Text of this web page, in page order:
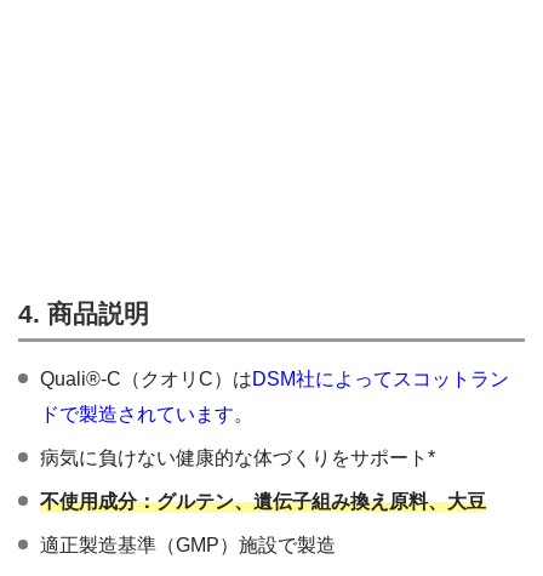
4. 商品説明
Quali®-C（クオリC）はDSM社によってスコットラン
ドで製造されています。
病気に負けない健康的な体づくりをサポート*
不使用成分：グルテン、遺伝子組み換え原料、大豆
適正製造基準（GMP）施設で製造